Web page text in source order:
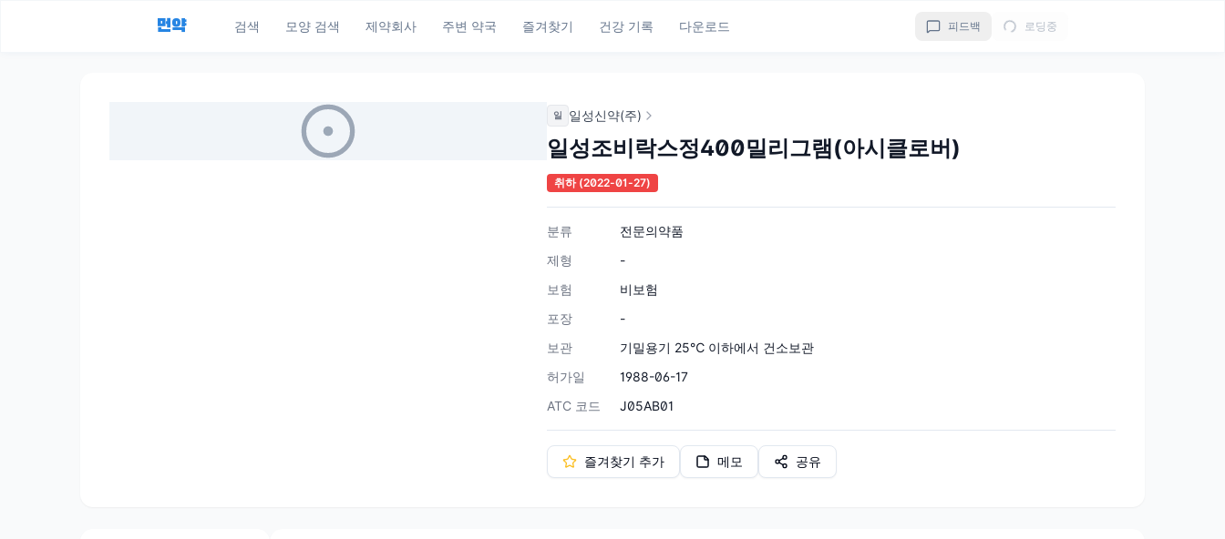
먼약 검색 모양 검색 제약회사 주변 약국 즐겨찾기 건강 기록 다운로드 피드백 로딩중
일 일성신약(주)
일성조비락스정400밀리그램(아시클로버)
취하(2022-01-27)
분류
전문의약품
제형
-
보험
비보험
포장
-
보관
기밀용기 25℃ 이하에서 건소보관
허가일
1988-06-17
ATC 코드
J05AB01
즐겨찾기 추가 메모 공유